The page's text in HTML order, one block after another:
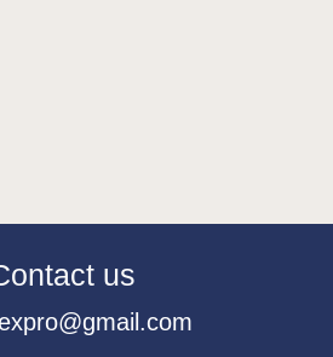
us